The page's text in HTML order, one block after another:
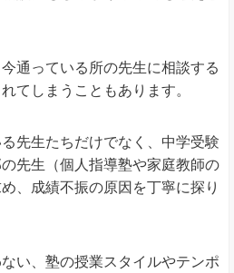
通っている所の先生に相談する
てしまうこともあります。
先生たちだけでなく、中学受験
先生（個人指導塾や家庭教師の
、成績不振の原因を丁寧に探り
い、塾の授業スタイルやテンポ